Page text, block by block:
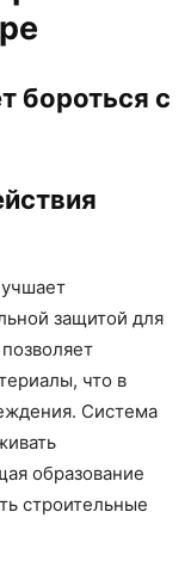
бороться с
защитой для
что в
Система
образование
строительные